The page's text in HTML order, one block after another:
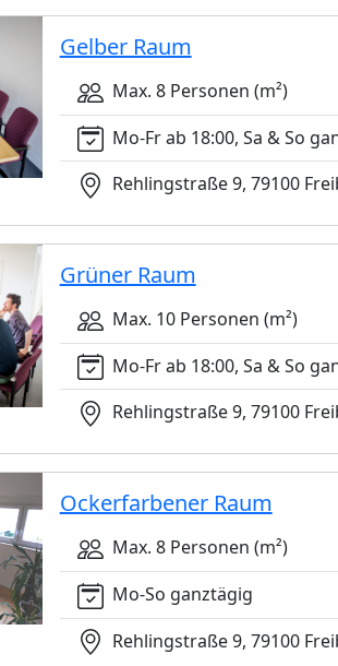
Gelber Raum
Max. 8 Personen (m²)
Mo-Fr ab 18:00, Sa & So
Rehlingstraße 9, 79100
Grüner Raum
Max. 10 Personen (m²)
Mo-Fr ab 18:00, Sa & So
Rehlingstraße 9, 79100
Ockerfarbener Raum
Max. 8 Personen (m²)
Mo-So ganztägig
Rehlingstraße 9, 79100